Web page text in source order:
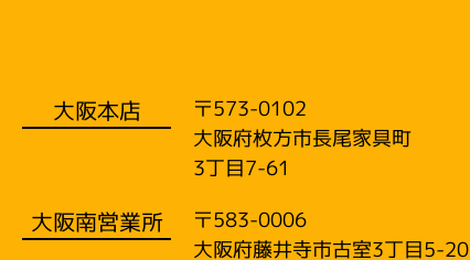
大阪本店
〒573-0102
大阪府枚方市長尾家具町
3丁目7-61
大阪南営業所
〒583-0006
大阪府藤井寺市古室3丁目5-20